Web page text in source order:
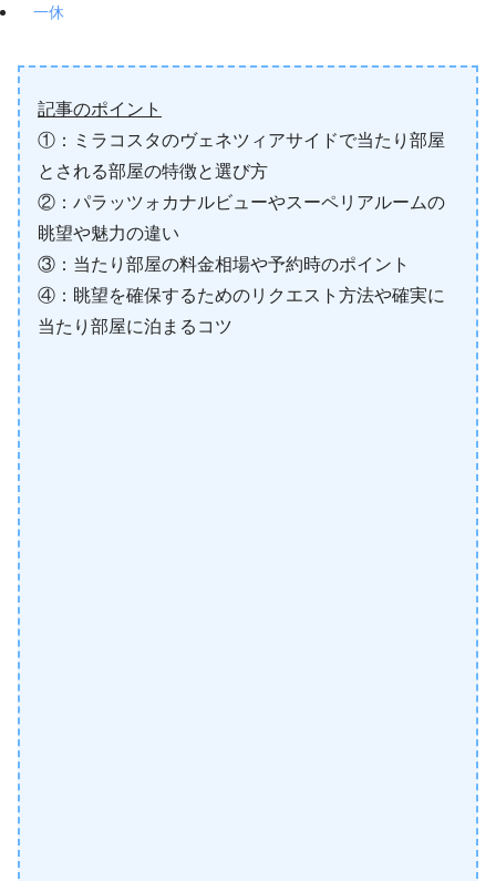
一休
記事のポイント
①：ミラコスタのヴェネツィアサイドで当たり部屋
とされる部屋の特徴と選び方
②：パラッツォカナルビューやスーペリアルームの
眺望や魅力の違い
③：当たり部屋の料金相場や予約時のポイント
④：眺望を確保するためのリクエスト方法や確実に
当たり部屋に泊まるコツ